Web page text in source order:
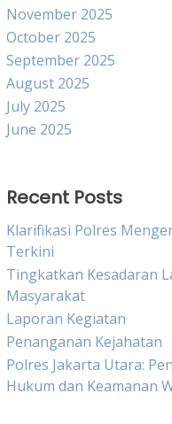
November 2025
October 2025
September 2025
August 2025
July 2025
June 2025
Recent Posts
Klarifikasi Polres
Terkini
Tingkatkan Kesadaran
Masyarakat
Laporan Kegiatan
Penanganan Kejahatan
Polres Jakarta Utara:
Hukum dan Keamanan